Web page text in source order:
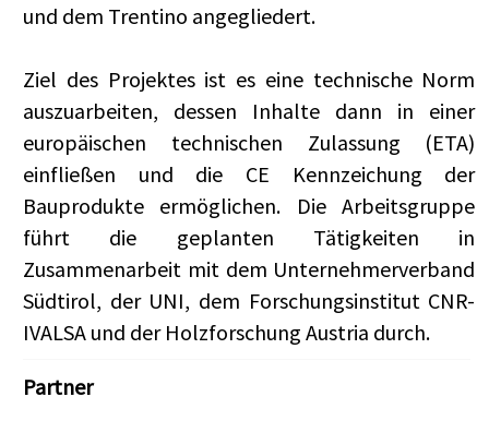
und dem Trentino angegliedert.
Ziel des Projektes ist es eine technische Norm
auszuarbeiten, dessen Inhalte dann in einer
europäischen technischen Zulassung (ETA)
einfließen und die CE Kennzeichung der
Bauprodukte ermöglichen. Die Arbeitsgruppe
führt die geplanten Tätigkeiten in
Zusammenarbeit mit dem Unternehmerverband
Südtirol, der UNI, dem Forschungsinstitut CNR-
IVALSA und der Holzforschung Austria durch.
Partner